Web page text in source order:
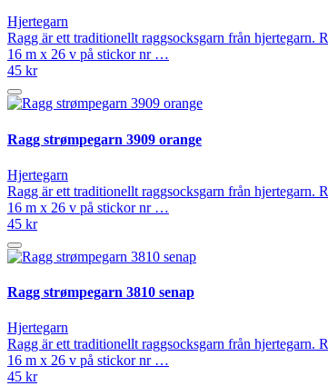
Hjertegarn
Ragg är ett traditionellt raggsocksgarn från
16 m x 26 v på stickor nr …
45 kr
Ragg strømpegarn 3909 orange
Hjertegarn
Ragg är ett traditionellt raggsocksgarn från
16 m x 26 v på stickor nr …
45 kr
Ragg strømpegarn 3810 senap
Hjertegarn
Ragg är ett traditionellt raggsocksgarn från
16 m x 26 v på stickor nr …
45 kr